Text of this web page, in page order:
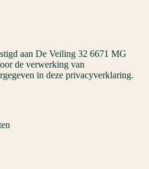
aan De Veiling 32 6671 MG
de verwerking van
in deze privacyverklaring.